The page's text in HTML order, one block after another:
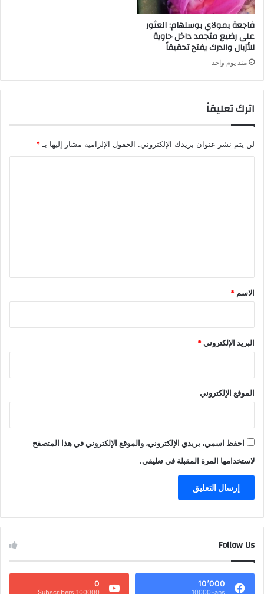
فاجعة بمولاي بوسلهام: العثور
على رضيع متجمد داخل حاوية
للأزبال والدرك يفتح تحقيقاً
منذ يوم واحد
اترك تعليقاً
لن يتم نشر عنوان بريدك الإلكتروني. الحقول الإلزامية مشار إليها بـ *
*
الاسم *
البريد الإلكتروني*
الموقع الإلكتروني
احفظ اسمي، بريدي الإلكتروني، والموقع الإلكتروني في هذا المتصفح
لاستخدامها المرة المقبلة في تعليقي.
Follow Us
10٬000
10000Fans
0
100000 Subscribers